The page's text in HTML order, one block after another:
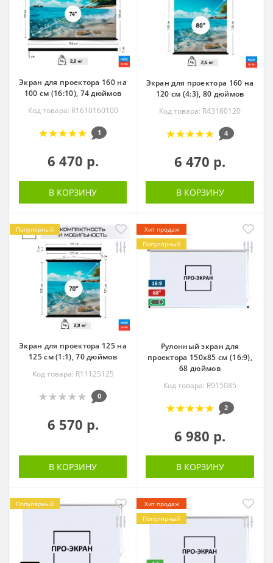
Экран для проектора 160 на
100 см (16:10), 74 дюймов
Код товара: R1610160100
1
6 470 р.
В КОРЗИНУ
Экран для проектора 160 на
120 см (4:3), 80 дюймов
Код товара: R43160120
4
6 470 р.
В КОРЗИНУ
Популярный
Экран для проектора 125 на
125 см (1:1), 70 дюймов
Код товара: R11125125
0
6 570 р.
В КОРЗИНУ
Хит продаж
Популярный
Рулонный экран для
проектора 150х85 см (16:9),
68 дюймов
Код товара: R915085
2
6 980 р.
В КОРЗИНУ
Популярный
Хит продаж
Популярный